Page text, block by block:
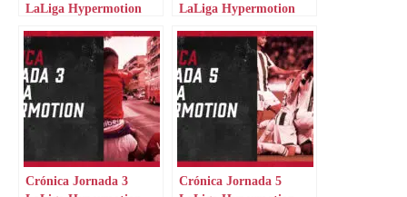
LaLiga Hypermotion
LaLiga Hypermotion
Crónica Jornada 3
Crónica Jornada 5